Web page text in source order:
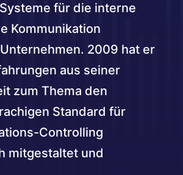
für die interne
Kommunikation
2009 hat er
aus seiner
zum Thema den
Standard für
Controlling
mitgestaltet und